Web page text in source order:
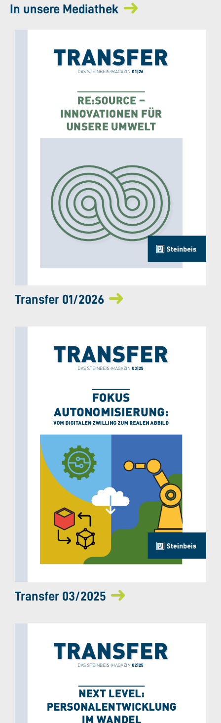
In unsere Mediathek
Transfer 01/2026
Transfer 03/2025